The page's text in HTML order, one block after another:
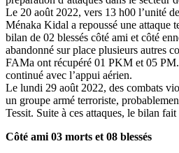
Le 20 août 2022, vers 13 h00 l’unité
Ménaka Kidal a repoussé une attaque
bilan de 02 blessés côté ami et côté
abandonné sur place plusieurs autres
FAMa ont récupéré 01 PKM et 05
continué avec l’appui aérien.
Le lundi 29 août 2022, des combats
un groupe armé terroriste,
Tessit. Suite à ces attaques, le bilan fait
Côté ami 03 morts et 08 blessés